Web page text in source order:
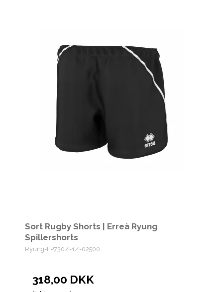
Sort Rugby Shorts | Erreà Ryung
Spillershorts
Ryung-FP730Z-1Z-02500
318,00 DKK